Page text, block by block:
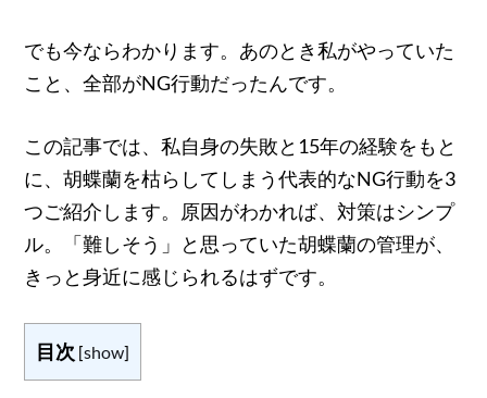
でも今ならわかります。あのとき私がやっていた
こと、全部がNG行動だったんです。
この記事では、私自身の失敗と15年の経験をもと
に、胡蝶蘭を枯らしてしまう代表的なNG行動を3
つご紹介します。原因がわかれば、対策はシンプ
ル。「難しそう」と思っていた胡蝶蘭の管理が、
きっと身近に感じられるはずです。
目次 [show]